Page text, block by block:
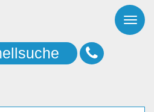
Toggle